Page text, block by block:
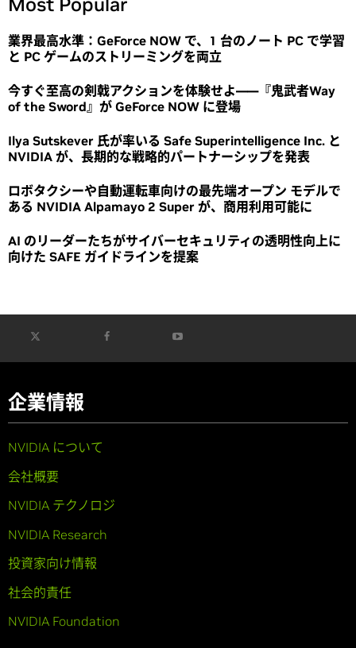
業界最高水準：GeForce NOW で、1 台のノート PC で学習
と PC ゲームのストリーミングを両立
今すぐ至高の剣戟アクションを体験せよ――『鬼武者Way
of the Sword』が GeForce NOW に登場
Ilya Sutskever 氏が率いる Safe Superintelligence Inc. と
NVIDIA が、長期的な戦略的パートナーシップを発表
ロボタクシーや自動運転車向けの最先端オープン モデルで
ある NVIDIA Alpamayo 2 Super が、商用利用可能に
AI のリーダーたちがサイバーセキュリティの透明性向上に
向けた SAFE ガイドラインを提案
企業情報
NVIDIA について
会社概要
NVIDIA テクノロジ
NVIDIA Research
投資家向け情報
社会的責任
NVIDIA Foundation